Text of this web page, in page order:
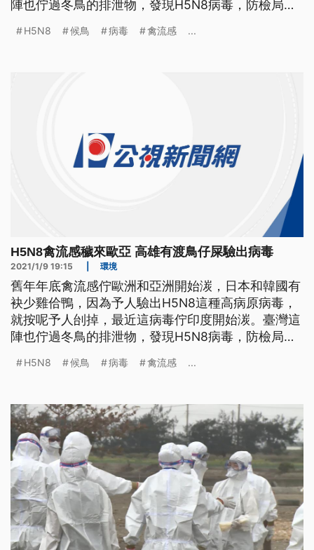
陣也佇過冬鳥的排泄物，發現H5N8病毒，防檢局毋
護衣，沿著岸邊，撿拾死亡的斑頭雁、小水鴨等候
H5N8 候鳥 病毒 禽流感 ...
H5N8禽流感穢來歐亞 高雄有渡鳥仔屎驗出病毒
2021/1/9 19:15 環境
舊年年底禽流感佇歐洲和亞洲開始湠，日本和韓國有
袂少雞佮鴨，因為予人驗出H5N8這種高病原病毒，
就按呢予人刣掉，最近這病毒佇印度開始湠。臺灣這
陣也佇過冬鳥的排泄物，發現H5N8病毒，防檢局毋
護衣，沿著岸邊，撿拾死亡的斑頭雁、小水鴨等候
1800隻候鳥，懷疑是感染禽流感病毒死亡，相隔兩
天，南部的喀拉拉邦，也出現養鴨場
H5N8 候鳥 病毒 禽流感 ...